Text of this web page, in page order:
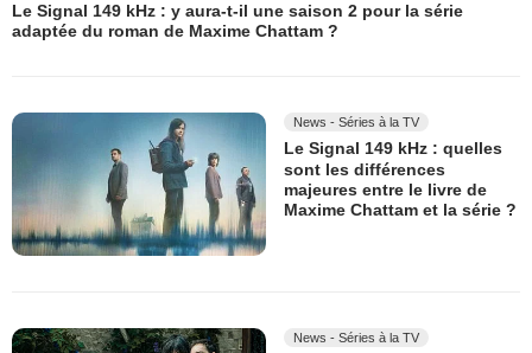
Le Signal 149 kHz : y aura-t-il une saison 2 pour la série
adaptée du roman de Maxime Chattam ?
News - Séries à la TV
Le Signal 149 kHz : quelles
sont les différences
majeures entre le livre de
Maxime Chattam et la série ?
News - Séries à la TV